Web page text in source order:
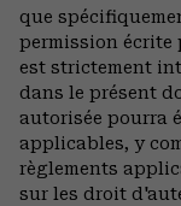
que
permission écrite
est strictement
dans le présent
autorisée pourra
applicables, y
règlements
sur les droit